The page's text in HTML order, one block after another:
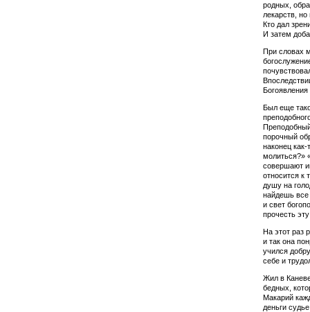
родных,
лекарств,
Кто дал
И затем
При словах
Был еще
порочный
наконец
молиться?»
совершают
относится к
душу на
найдешь
и свет
прочесть
На этот раз
и так она
учил­ся
себе и
Жил в
бед­ных,
Мака­рий
деньги судье